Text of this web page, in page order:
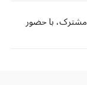
با حضور